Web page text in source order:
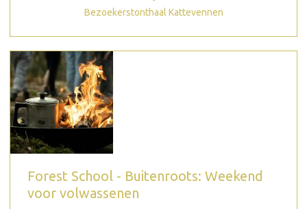
Bezoekerstonthaal Kattevennen
Forest School - Buitenroots: Weekend
voor volwassenen